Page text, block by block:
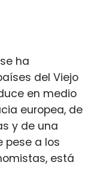
ha
del Viejo
en medio
europea, de
y de una
pese a los
está